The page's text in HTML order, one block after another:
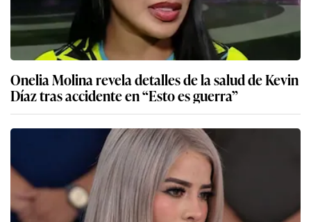
Onelia Molina revela detalles de la salud de Kevin
Díaz tras accidente en “Esto es guerra”